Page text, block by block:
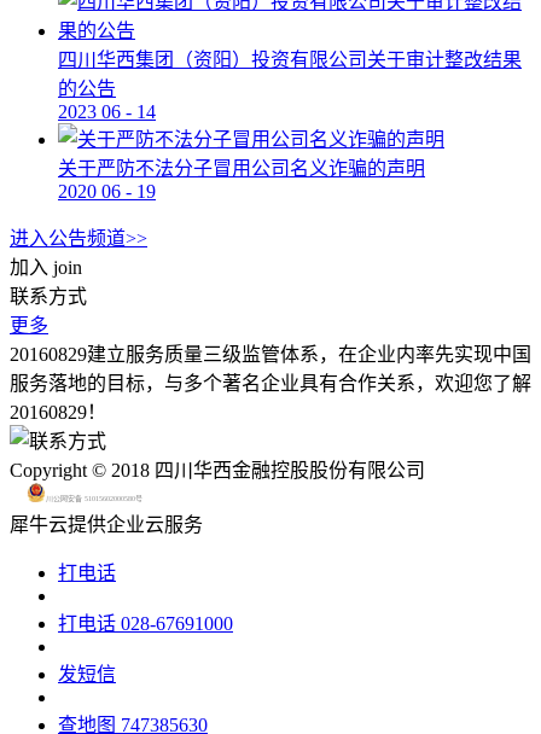
四川华西集团（资阳）投资有限公司关于审计整改结果
的公告
2023 06 - 14
关于严防不法分子冒用公司名义诈骗的声明
2020 06 - 19
进入公告频道>>
加入 join
联系方式
更多
20160829建立服务质量三级监管体系，在企业内率先实现中国
服务落地的目标，与多个著名企业具有合作关系，欢迎您了解
20160829！
Copyright © 2018 四川华西金融控股股份有限公司
川公网安备 51015602000580号
犀牛云提供企业云服务
打电话
打电话 028-67691000
发短信
查地图 747385630